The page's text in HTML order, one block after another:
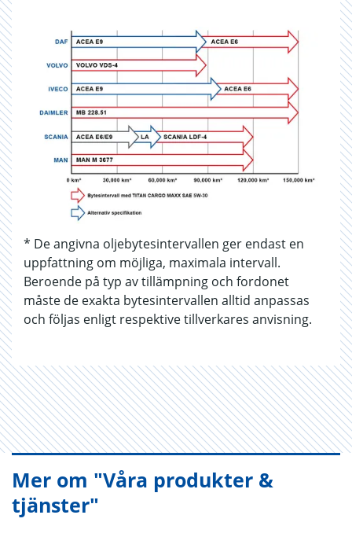
* De angivna oljebytesintervallen ger endast en
uppfattning om möjliga, maximala intervall.
Beroende på typ av tillämpning och fordonet
måste de exakta bytesintervallen alltid anpassas
och följas enligt respektive tillverkares anvisning.
Mer om "Våra produkter &
tjänster"